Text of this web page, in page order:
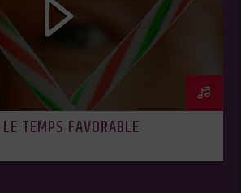
TEMPS FAVORABLE